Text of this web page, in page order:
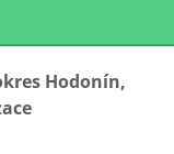
Hodonín,